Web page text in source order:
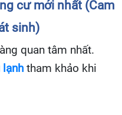
cư mới nhất (Cam
sinh)
quan tâm nhất.
lạnh tham khảo khi